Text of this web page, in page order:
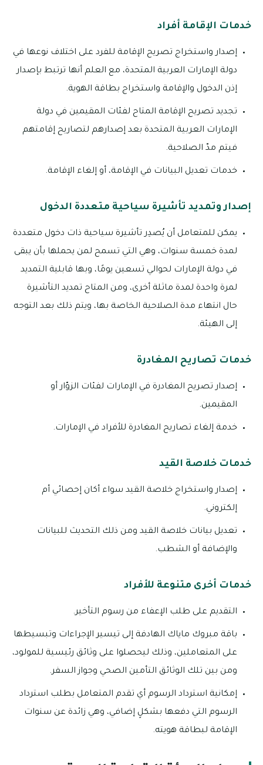
خدمات الإقامة أفراد
إصدار واستخراج تصريح الإقامة للفرد على اختلاف نوعها في
دولة الإمارات العربية المتحدة، مع العلم أنها ترتبط بإصدار
إذن الدخول والإقامة واستخراج بطاقة الهوية.
تجديد تصريح الإقامة المتاح لفئات المقيمين في دولة
الإمارات العربية المتحدة بعد إصدارهم لتصاريح إقامتهم
فيتم مدّ الصلاحية.
خدمات تعديل البيانات في الإقامة، أو إلغاء الإقامة.
إصدار وتمديد تأشيرة سياحية متعددة الدخول
يمكن للمتعامل أن يُصدِر تأشيرة سياحية ذات دخول متعددة
لمدة خمسة سنوات، وهي التي تسمح لمن يحملها بأن يبقى
في دولة الإمارات لحوالي تسعين يومًا، وبها قابلية التمديد
لمرة واحدة لمدة ماثلة أخرى، ومن المتاح تمديد التأشيرة
حال انتهاء مدة الصلاحية الخاصة بها، ويتم ذلك بعد التوجه
إلى الهيئة.
خدمات تصاريح المغادرة
إصدار تصريح المغادرة في الإمارات لفئات الزوّار أو
المقيمين.
خدمة إلغاء تصاريح المغادرة للأفراد في الإمارات.
خدمات خلاصة القيد
إصدار واستخراج خلاصة القيد سواء أكان إحصائي أم
إلكتروني.
تعديل بيانات خلاصة القيد ومن ذلك التحديث للبيانات
والإضافة أو الشطب.
خدمات أخرى متنوعة للأفراد
التقديم على طلب الإعفاء من رسوم التأخير.
باقة مبروك ماياك الهادفة إلى تيسير الإجراءات وتبسيطها
على المتعاملين، وذلك ليحصلوا على وثائق رئيسية للمولود،
ومن بين تلك الوثائق التأمين الصحي وجواز السفر.
إمكانية استرداد الرسوم أي تقدم المتعامل بطلب استرداد
الرسوم التي دفعها بشكلٍ إضافي، وهي زائدة عن سنوات
الإقامة لبطاقة هويته.